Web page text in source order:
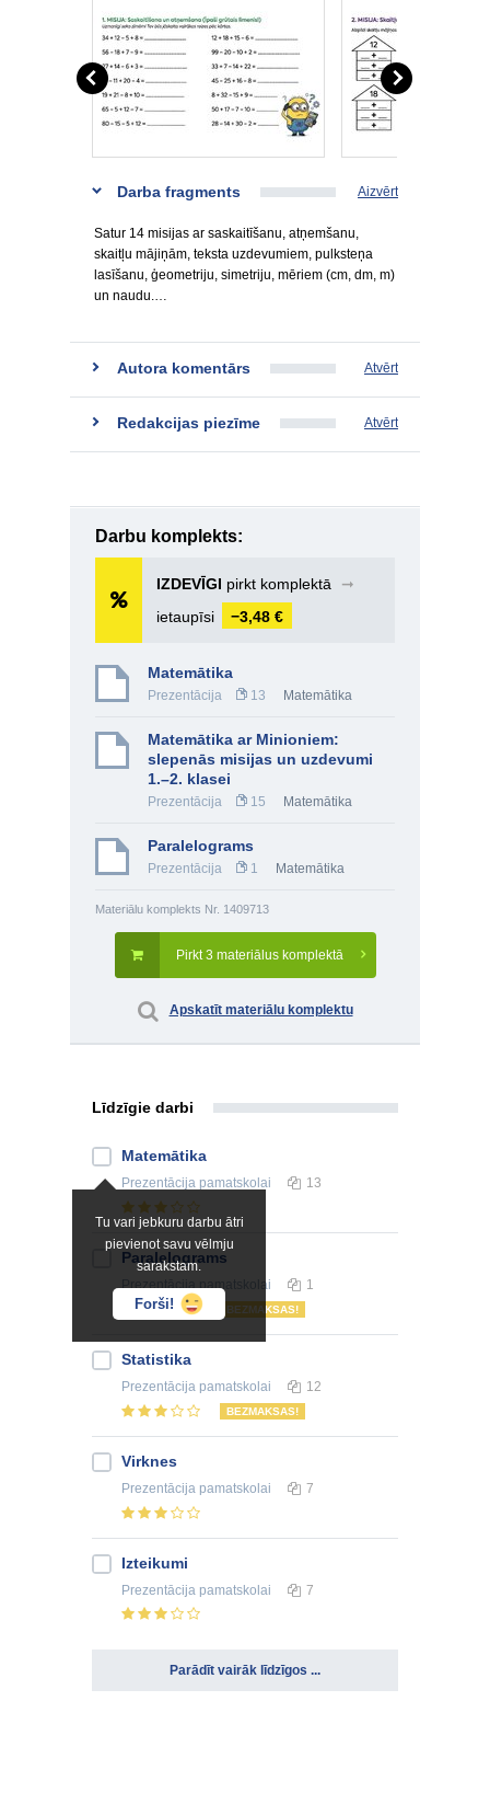
Darba fragments Aizvērt
Satur 14 misijas ar saskaitīšanu, atņemšanu,
skaitļu mājiņām, teksta uzdevumiem, pulksteņa
lasīšanu, ģeometriju, simetriju, mēriem (cm, dm, m)
un naudu.…
Autora komentārs Atvērt
Redakcijas piezīme Atvērt
Darbu komplekts:
IZDEVĪGI pirkt komplektā
➞
ietaupīsi
−3,48 €
Matemātika
Prezentācija 13 Matemātika
Matemātika ar Minioniem:
slepenās misijas un uzdevumi
1.–2. klasei
Prezentācija 15 Matemātika
Paralelograms
Prezentācija 1 Matemātika
Materiālu komplekts Nr. 1409713
Pirkt 3 materiālus komplektā
Apskatīt materiālu komplektu
Līdzīgie darbi
Tu vari jebkuru darbu ātri
pievienot savu vēlmju
sarakstam.
Forši!
Matemātika
Prezentācija pamatskolai 13
Paralelograms
Prezentācijapamatskolai 1
BEZMAKSAS!
Statistika
Prezentācija pamatskolai 12
BEZMAKSAS!
Virknes
Prezentācija pamatskolai 7
Izteikumi
Prezentācija pamatskolai 7
Parādīt vairāk līdzīgos ...